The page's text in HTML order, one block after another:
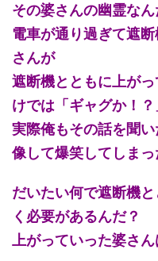
その婆さんの幽霊なん
電車が通り過ぎて遮
さんが
遮断機とともに上が
けでは「ギャグか！？
実際俺もその話を聞
像して爆笑してしまっ
だいたい何で遮断機
く必要があるんだ？
上がっていった婆さ